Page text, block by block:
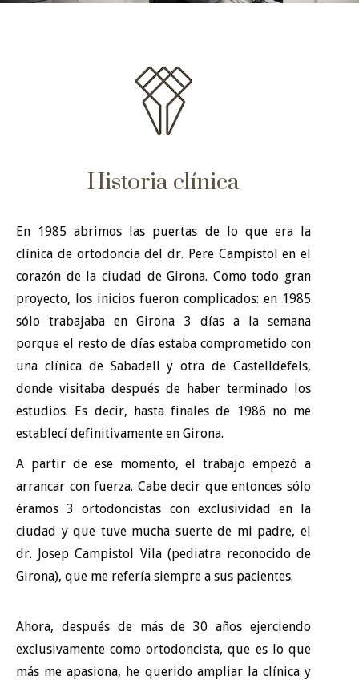
Historia clínica
En 1985 abrimos las puertas de lo que era la
clínica de ortodoncia del dr. Pere Campistol en el
corazón de la ciudad de Girona. Como todo gran
proyecto, los inicios fueron complicados: en 1985
sólo trabajaba en Girona 3 días a la semana
porque el resto de días estaba comprometido con
una clínica de Sabadell y otra de Castelldefels,
donde visitaba después de haber terminado los
estudios. Es decir, hasta finales de 1986 no me
establecí definitivamente en Girona.
A partir de ese momento, el trabajo empezó a
arrancar con fuerza. Cabe decir que entonces sólo
éramos 3 ortodoncistas con exclusividad en la
ciudad y que tuve mucha suerte de mi padre, el
dr. Josep Campistol Vila (pediatra reconocido de
Girona), que me refería siempre a sus pacientes.
Ahora, después de más de 30 años ejerciendo
exclusivamente como ortodoncista, que es lo que
más me apasiona, he querido ampliar la clínica y